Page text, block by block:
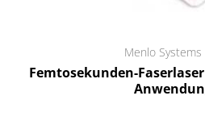
Menlo Systems
Femtosekunden-